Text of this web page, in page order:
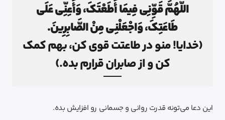
اللَّهُمَّ قَوِّنِي فِيمَا أَطَعْتَكَ، وَأَعِنِّي عَلَى
طَاعَتِكَ، وَاجْعَلْنِي مِنْ الصَّابِرِينَ.
(خدایا! منو در طاعتت قوی کن، بهم کمک
کن و از صابران قرارم بده.)
این دعا می‌تونه قدرت روانی و جسمانی رو افزایش بده.